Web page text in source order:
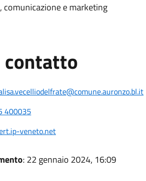
comunicazione e marketing
400035
veneto.net
: 22 gennaio 2024, 16:09